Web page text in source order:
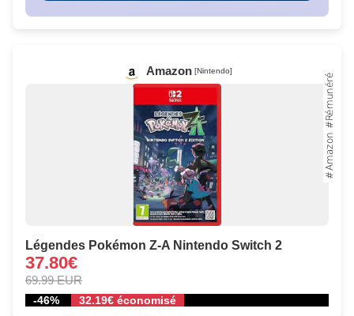
Amazon [Nintendo]
Légendes Pokémon Z-A Nintendo Switch 2
37.80€
69.99 EUR
-46% 32.19€ économisé